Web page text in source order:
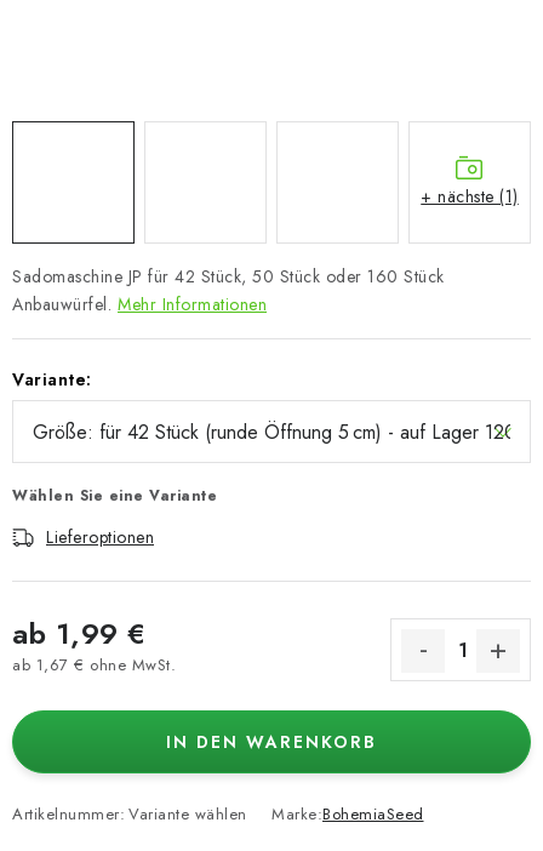
Sadomaschine JP für 42 Stück, 50 Stück oder 160 Stück
Anbauwürfel. Mehr Informationen
Variante:
Wählen Sie eine Variante
Lieferoptionen
ab 1,99 €
ab 1,67 € ohne MwSt.
IN DEN WARENKORB
Artikelnummer: Variante wählen Marke:BohemiaSeed
+ nächste (1)